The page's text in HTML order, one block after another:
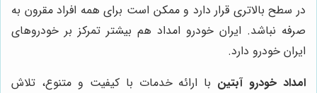
در سطح بالاتری قرار دارد و ممکن است برای همه افراد مقرون به
صرفه نباشد. ایران خودرو امداد هم بیشتر تمرکز بر خودروهای
ایران خودرو دارد.
امداد خودرو آبتین با ارائه خدمات با کیفیت و متنوع، تلاش